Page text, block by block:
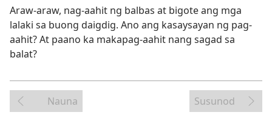
Araw-araw, nag-aahit ng balbas at bigote ang mga
lalaki sa buong daigdig. Ano ang kasaysayan ng pag-
aahit? At paano ka makapag-aahit nang sagad sa
balat?
Nauna Susunod